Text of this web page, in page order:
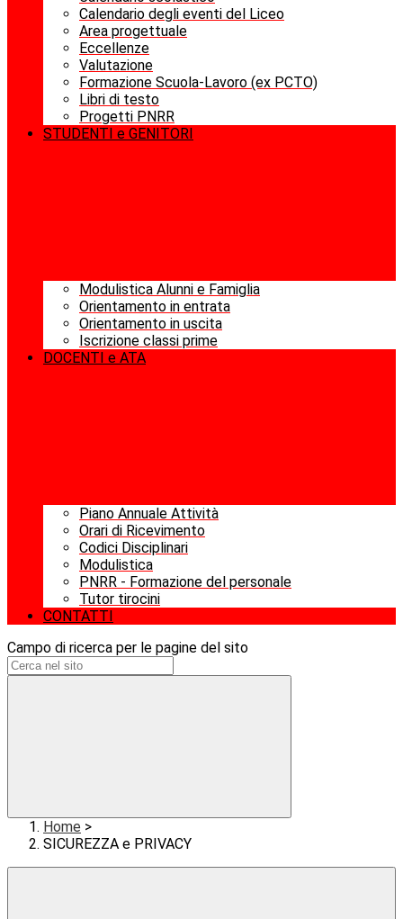
Calendario degli eventi del Liceo
Area progettuale
Eccellenze
Valutazione
Formazione Scuola-Lavoro (ex PCTO)
Libri di testo
Progetti PNRR
STUDENTI e GENITORI
Modulistica Alunni e Famiglia
Orientamento in entrata
Orientamento in uscita
Iscrizione classi prime
DOCENTI e ATA
Piano Annuale Attività
Orari di Ricevimento
Codici Disciplinari
Modulistica
PNRR - Formazione del personale
Tutor tirocini
CONTATTI
Campo di ricerca per le pagine del sito
Home >
SICUREZZA e PRIVACY